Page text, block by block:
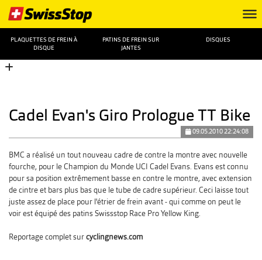
PLAQUETTES DE FREIN À
DISQUE
PATINS DE FREIN SUR
JANTES
DISQUES
Cadel Evan's Giro Prologue TT Bike
09.05.2010 22:24:08
BMC a réalisé un tout nouveau cadre de contre la montre avec nouvelle
fourche, pour le Champion du Monde UCI Cadel Evans. Evans est connu
pour sa position extrêmement basse en contre le montre, avec extension
de cintre et bars plus bas que le tube de cadre supérieur. Ceci laisse tout
juste assez de place pour l'étrier de frein avant - qui comme on peut le
voir est équipé des patins Swissstop Race Pro Yellow King.
Reportage complet surcyclingnews.com